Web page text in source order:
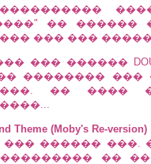
�� ������
��� ���
��� ������
�������� ���
�� ����
Theme (Moby's Re-version)
������ ���.
��